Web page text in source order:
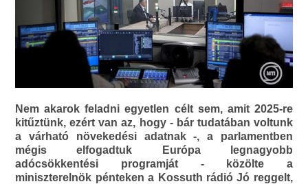
Nem akarok feladni egyetlen célt sem, amit 2025-re
kitűztünk, ezért van az, hogy - bár tudatában voltunk
a várható növekedési adatnak -, a parlamentben
mégis elfogadtuk Európa legnagyobb
adócsökkentési programját - közölte a
miniszterelnök pénteken a Kossuth rádió Jó reggelt,